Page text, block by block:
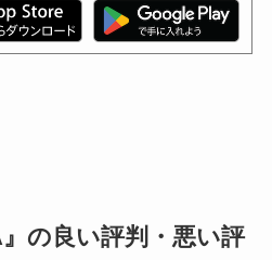
』の良い評判・悪い評